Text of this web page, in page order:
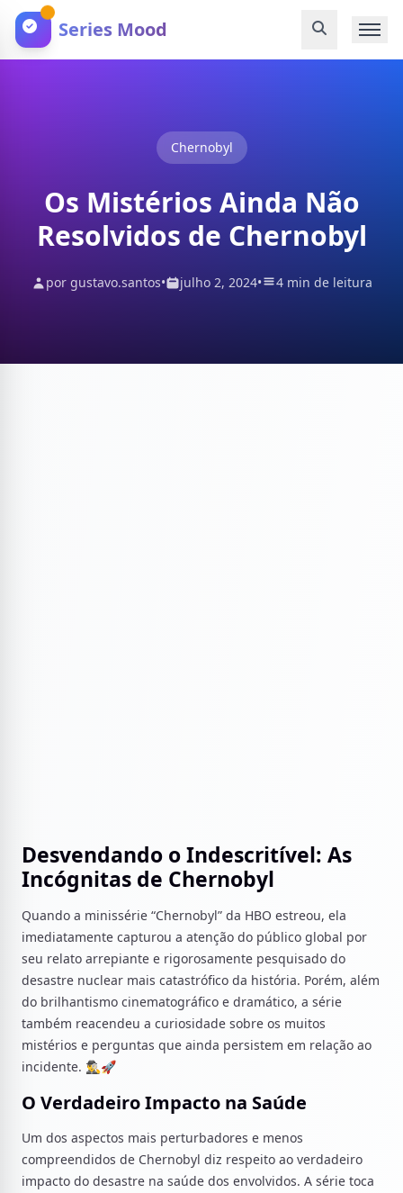
Series Mood
Chernobyl
Os Mistérios Ainda Não
Resolvidos de Chernobyl
por gustavo.santos• julho 2, 2024• 4 min de leitura
Desvendando o Indescritível: As
Incógnitas de Chernobyl
Quando a minissérie “Chernobyl” da HBO estreou, ela
imediatamente capturou a atenção do público global por
seu relato arrepiante e rigorosamente pesquisado do
desastre nuclear mais catastrófico da história. Porém, além
do brilhantismo cinematográfico e dramático, a série
também reacendeu a curiosidade sobre os muitos
mistérios e perguntas que ainda persistem em relação ao
incidente. 🕵️‍♂️🚀
O Verdadeiro Impacto na Saúde
Um dos aspectos mais perturbadores e menos
compreendidos de Chernobyl diz respeito ao verdadeiro
impacto do desastre na saúde dos envolvidos. A série toca